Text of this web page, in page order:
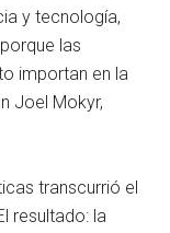
y tecnología,
las
importan en la
Joel Mokyr,
transcurrió el
resultado: la